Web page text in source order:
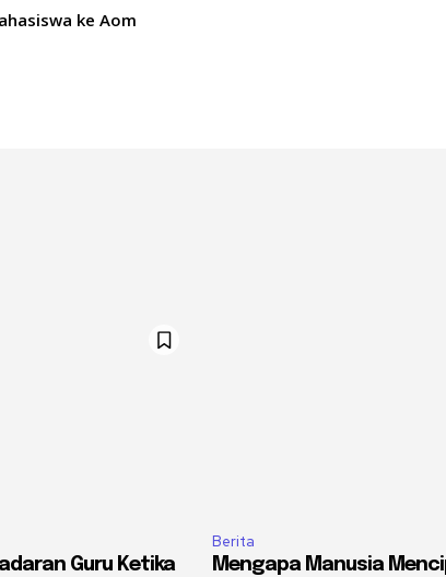
ke Aom
Guru Ketika
Berita
Mengapa Manusia